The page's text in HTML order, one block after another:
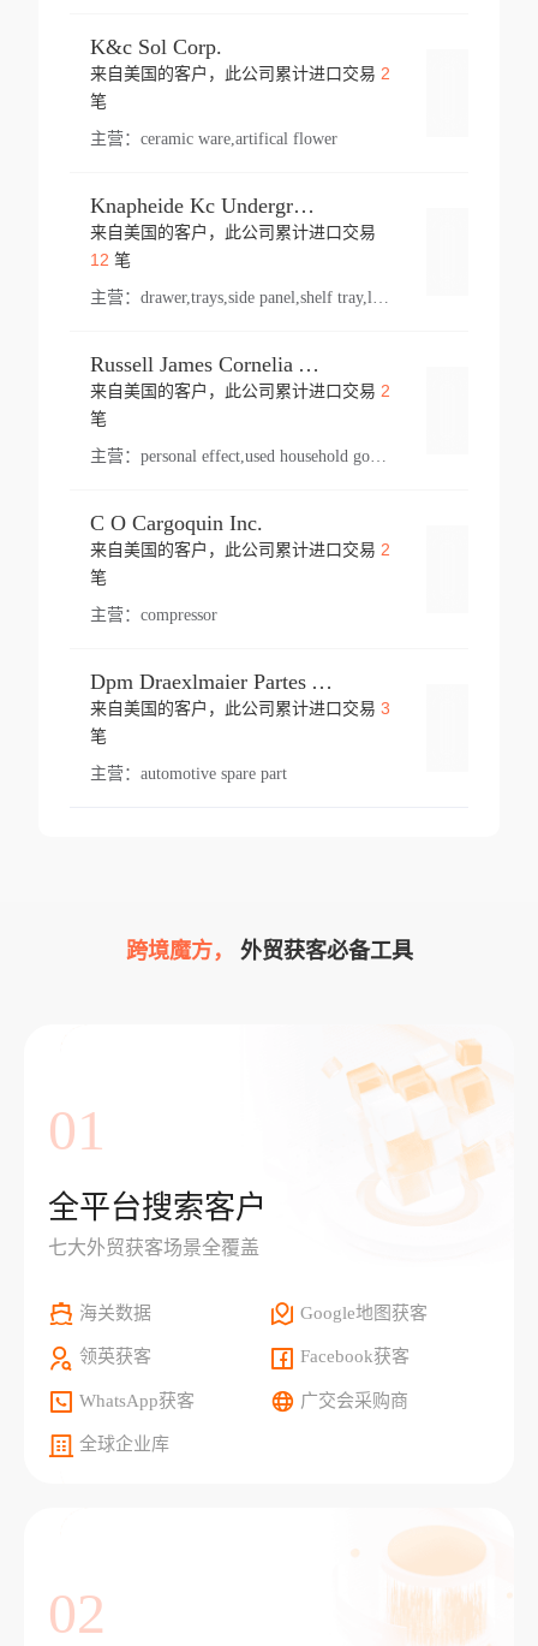
K&c Sol Corp.
来自美国的客户，此公司累计进口交易 2
笔
主营： ceramic ware,artifical flower
Knapheide Kc Underground
来自美国的客户，此公司累计进口交易
12 笔
主营：
Russell James Cornelia Arlington Va
来自美国的客户，此公司累计进口交易 2
笔
主营： personal effect,used household goods
C O Cargoquin Inc.
来自美国的客户，此公司累计进口交易 2
笔
主营： compressor
Dpm Draexlmaier Partes Automotrices Corr Ind Huejotzingo
来自美国的客户，此公司累计进口交易 3
笔
主营： automotive spare part
跨境魔方， 外贸获客必备工具
01
全平台搜索客户
七大外贸获客场景全覆盖
海关数据 Google地图获客
领英获客 Facebook获客
WhatsApp获客 广交会采购商
全球企业库
02